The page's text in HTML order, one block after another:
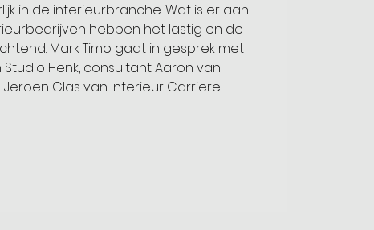
in de interieurbranche. Wat is er aan
hebben het lastig en de
Mark Timo gaat in gesprek met
Studio Henk, consultant Aaron van
Glas van Interieur Carriere.